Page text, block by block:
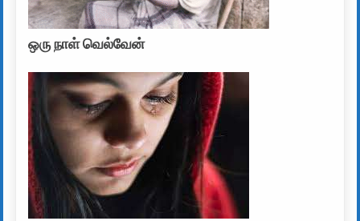
ஒரு நாள் வெல்வேன்